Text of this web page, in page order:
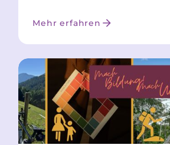
Mehr erfahren